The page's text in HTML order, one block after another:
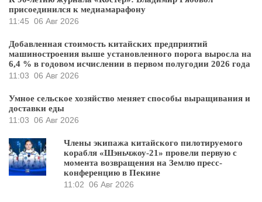
присоединился к медиамарафону
11:45 06 Авг 2026
Добавленная стоимость китайских предприятий
машиностроения выше установленного порога выросла на
6,4 % в годовом исчислении в первом полугодии 2026 года
11:03 06 Авг 2026
Умное сельское хозяйство меняет способы выращивания и
доставки еды
11:03 06 Авг 2026
Члены экипажа китайского пилотируемого
корабля «Шэньчжоу-21» провели первую с
момента возвращения на Землю пресс-
конференцию в Пекине
11:02 06 Авг 2026